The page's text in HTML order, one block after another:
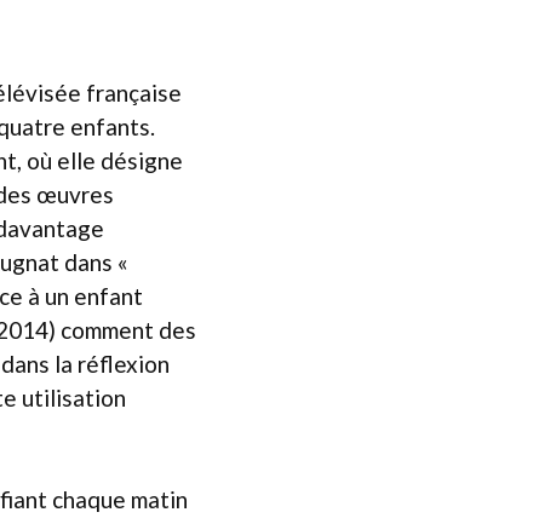
française
enfants.
où elle désigne
œuvres
dans «
à un enfant
comment des
la réflexion
utilisation
chaque matin